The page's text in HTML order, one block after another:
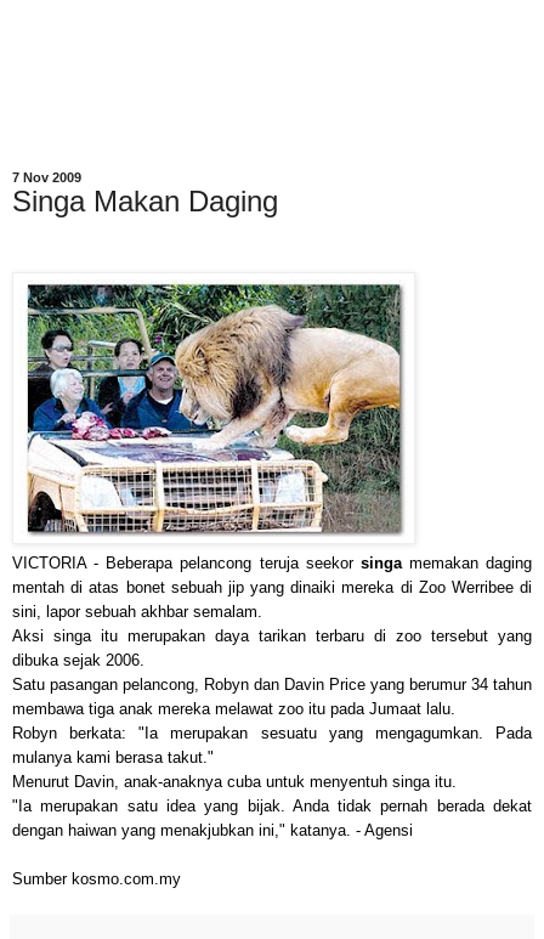
7 Nov 2009
Singa Makan Daging
VICTORIA - Beberapa pelancong teruja seekorsingamemakan daging
mentah di atas bonet sebuah jip yang dinaiki mereka di Zoo Werribee di
sini, lapor sebuah akhbar semalam.
Aksi singa itu merupakan daya tarikan terbaru di zoo tersebut yang
dibuka sejak 2006.
Satu pasangan pelancong, Robyn dan Davin Price yang berumur 34 tahun
membawa tiga anak mereka melawat zoo itu pada Jumaat lalu.
Robyn berkata: "Ia merupakan sesuatu yang mengagumkan. Pada
mulanya kami berasa takut."
Menurut Davin, anak-anaknya cuba untuk menyentuh singa itu.
"Ia merupakan satu idea yang bijak. Anda tidak pernah berada dekat
dengan haiwan yang menakjubkan ini," katanya. - Agensi
Sumber kosmo.com.my